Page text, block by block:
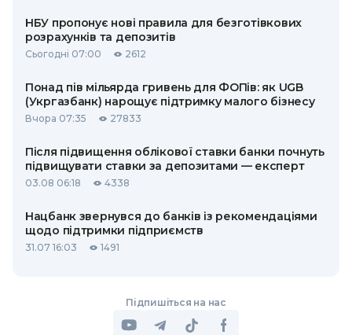
НБУ пропонує нові правила для безготівкових
розрахунків та депозитів
Сьогодні 07:00 2612
Понад пів мільярда гривень для ФОПів: як UGB
(Укргазбанк) нарощує підтримку малого бізнесу
Вчора 07:35 27833
Після підвищення облікової ставки банки почнуть
підвищувати ставки за депозитами — експерт
03.08 06:18 4338
Нацбанк звернувся до банків із рекомендаціями
щодо підтримки підприємств
31.07 16:03 1491
Підпишіться на нас